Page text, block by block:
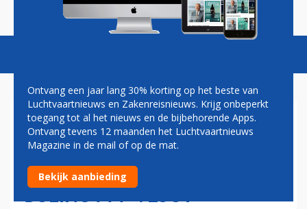
Magazine Podcasts Vacatures
AUSTRIAN AIRLINES
PLAATST EXTRA PREMIUM
ECONOMY-STOELEN IN
BOEING 777-VLOOT
Ontvang een jaar lang 30% korting op het beste van
Luchtvaartnieuws en Zakenreisnieuws. Krijg onbeperkt
toegang tot al het nieuws en de bijbehorende Apps.
Ontvang tevens 12 maanden het Luchtvaartnieuws
Magazine in de mail of op de mat.
Bekijk aanbieding